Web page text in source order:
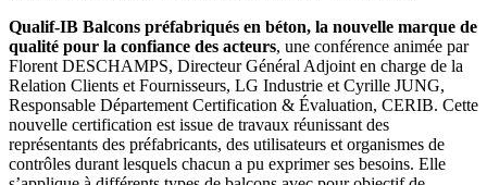
Qualif-IB Balcons préfabriqués en béton, la nouvelle marque de
qualité pour la confiance des acteurs, une conférence animée par
Florent DESCHAMPS, Directeur Général Adjoint en charge de la
Relation Clients et Fournisseurs, LG Industrie et Cyrille JUNG,
Responsable Département Certification & Évaluation, CERIB. Cette
nouvelle certification est issue de travaux réunissant des
représentants des préfabricants, des utilisateurs et organismes de
contrôles durant lesquels chacun a pu exprimer ses besoins. Elle